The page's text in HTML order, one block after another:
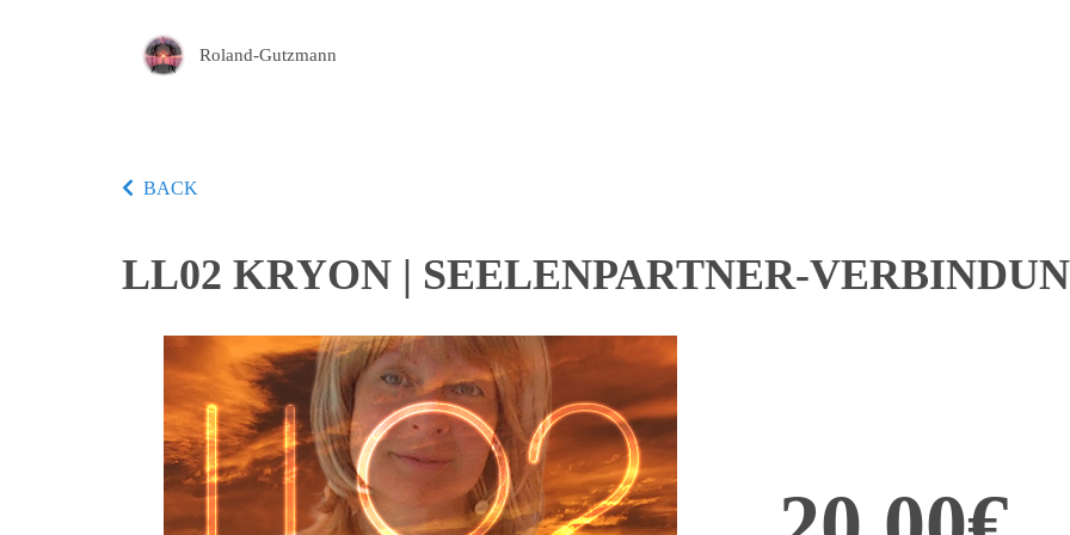
Roland-Gutzmann
BACK
LL02 KRYON | SEELENPARTNER-